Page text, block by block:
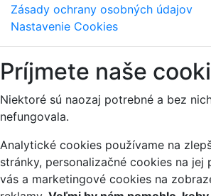
Zásady ochrany osobných údajov
Nastavenie Cookies
Príjmete naše
Niektoré sú naozaj potrebné a bez
nefungovala.
Analytické cookies používame na
stránky, personalizačné cookies na jej
vás a marketingové cookies na